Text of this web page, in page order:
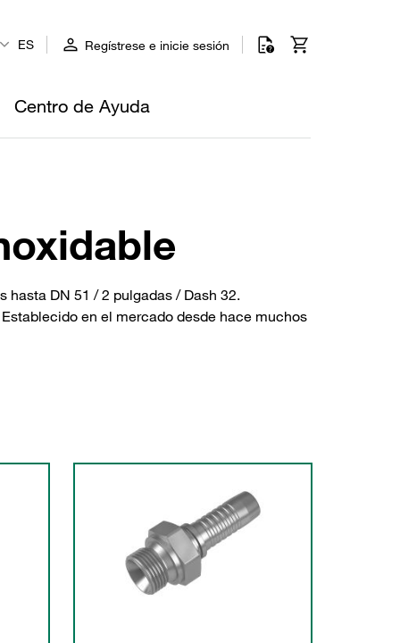
ES Regístrese e inicie sesión
Centro de Ayuda
hasta DN 51 / 2 pulgadas / Dash 32.
en el mercado desde hace muchos